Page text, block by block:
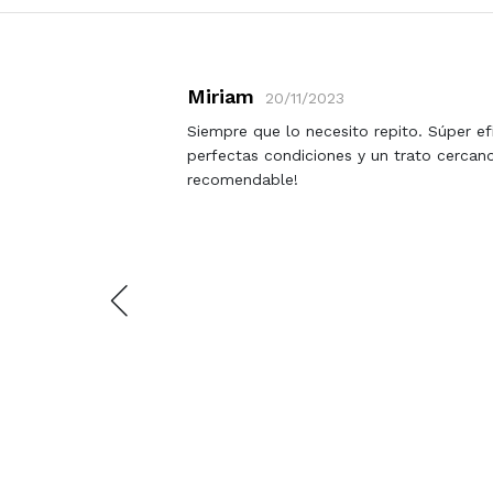
Miriam
20/11/2023
Siempre que lo necesito repito. Súper
perfectas condiciones y un trato
recomendable!